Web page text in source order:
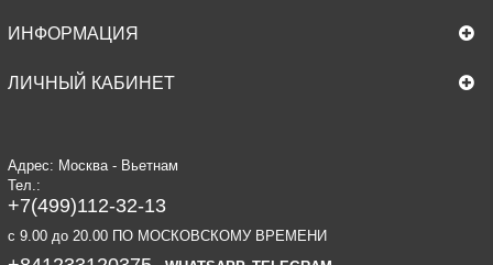
ИНФОРМАЦИЯ
ЛИЧНЫЙ КАБИНЕТ
Адрес: Москва - Вьетнам
Тел.:
+7(499)112-32-13
c 9.00 до 20.00 ПО МОСКОВСКОМУ ВРЕМЕНИ